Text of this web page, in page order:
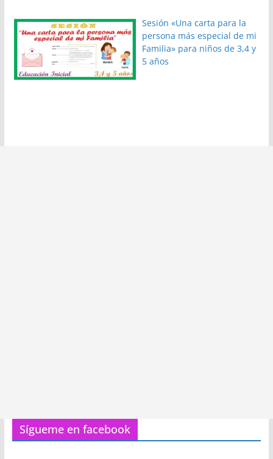
Sesión «Una carta para la
persona más especial de mi
Familia» para niños de 3,4 y
5 años
Sígueme en facebook